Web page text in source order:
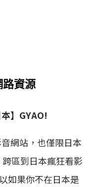
路資源
】GYAO!
網站，也僅限日本
區到日本瘋狂看影
如果你不在日本是